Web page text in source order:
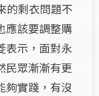
的剩衣問題不
應該要調整購
表示，面對永
民眾漸漸有更
夠實踐，有沒